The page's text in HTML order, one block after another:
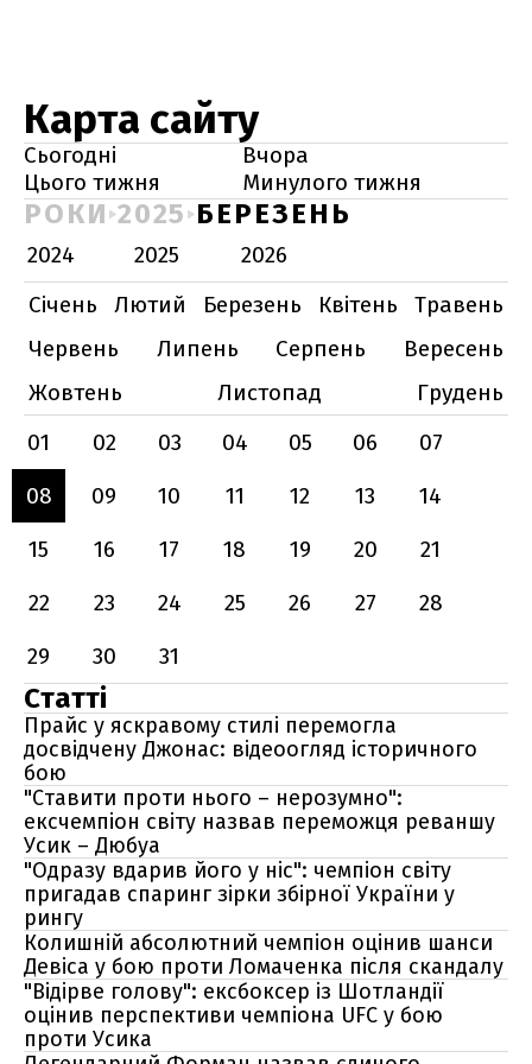
Карта сайту
Сьогодні
Вчора
Цього тижня
Минулого тижня
РОКИ 2025 БЕРЕЗЕНЬ
2024 2025
2026
Січень
Лютий Березень Квітень
Травень
Червень
Липень Серпень
Вересень
Жовтень
Листопад
Грудень
01
02 03 04 05 06
07
08
09 10 11 12 13
14
15
16 17 18 19 20
21
22
23 24 25 26 27
28
29
30 31
Статті
Прайс у яскравому стилі перемогла
досвідчену Джонас: відеоогляд історичного
бою
"Ставити проти нього – нерозумно":
ексчемпіон світу назвав переможця реваншу
Усик – Дюбуа
"Одразу вдарив його у ніс": чемпіон світу
пригадав спаринг зірки збірної України у
рингу
Колишній абсолютний чемпіон оцінив шанси
Девіса у бою проти Ломаченка після скандалу
"Відірве голову": ексбоксер із Шотландії
оцінив перспективи чемпіона UFC у бою
проти Усика